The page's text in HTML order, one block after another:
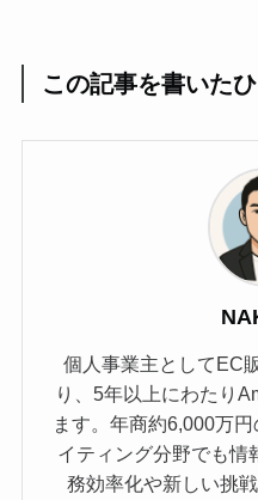
この記事を書いた
個人事業主としてEC
り、5年以上にわたり
ます。年商約6,000万
イティング分野でも情
務効率化や新しい挑